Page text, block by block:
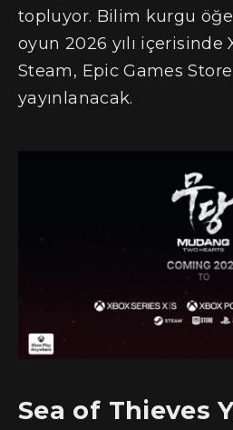
topluyor. Bilim kurgu
oyun 2026 yılı içerisinde
Steam, Epic Games
yayınlanacak.
Sea of Thieves